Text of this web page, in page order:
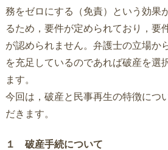
務をゼロにする（免責）という効果
るため，要件が定められており，要
が認められません。弁護士の立場か
を充足しているのであれば破産を選
ます。
今回は，破産と民事再生の特徴につ
だきます。
１ 破産手続について